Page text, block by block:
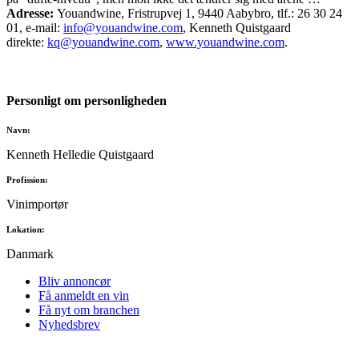
Adresse: Youandwine, Fristrupvej 1, 9440 Aabybro, tlf.: 26 30 24
01, e-mail: info@youandwine.com, Kenneth Quistgaard
direkte: kq@youandwine.com, www.youandwine.com.
Personligt om personligheden
Navn:
Kenneth Helledie Quistgaard
Profission:
Vinimportør
Lokation:
Danmark
Bliv annoncør
Få anmeldt en vin
Få nyt om branchen
Nyhedsbrev